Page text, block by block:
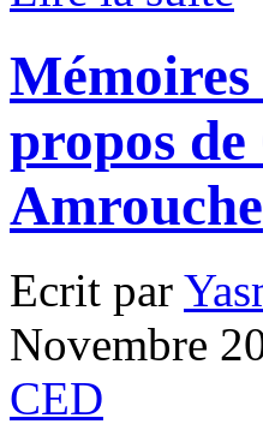
propos
Amrouche
Ecrit par
Novembre
CED